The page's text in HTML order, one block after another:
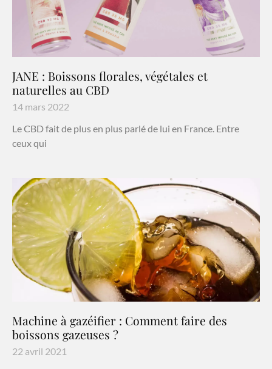
JANE : Boissons florales, végétales et
naturelles au CBD
14 mars 2022
Le CBD fait de plus en plus parlé de lui en France. Entre
ceux qui
Machine à gazéifier : Comment faire des
boissons gazeuses ?
22 avril 2021